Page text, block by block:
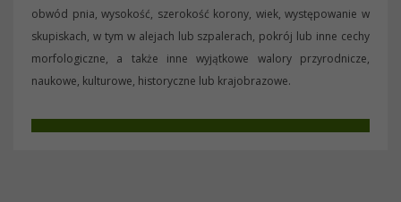
obwód pnia, wysokość, szerokość korony, wiek, występowanie w
skupiskach, w tym w alejach lub szpalerach, pokrój lub inne cechy
morfologiczne, a także inne wyjątkowe walory przyrodnicze,
naukowe, kulturowe, historyczne lub krajobrazowe.